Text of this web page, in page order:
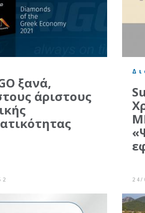
ξανά,
άριστους
24/